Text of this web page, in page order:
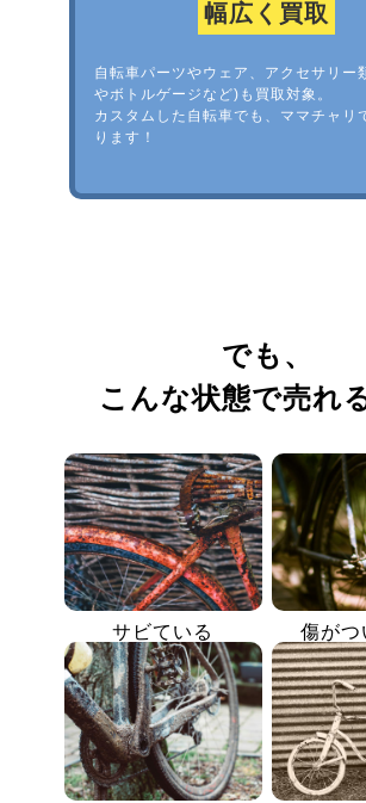
幅広く買取
自転車パーツやウェア、アクセサリー
やボトルゲージなど)も買取対象。
カスタムした自転車でも、ママチャリ
ります！
でも、
こんな状態で売れ
サビている 傷がつ